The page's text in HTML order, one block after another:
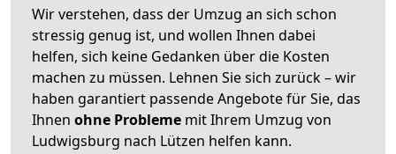
Wir verstehen, dass der Umzug an sich schon
stressig genug ist, und wollen Ihnen dabei
helfen, sich keine Gedanken über die Kosten
machen zu müssen. Lehnen Sie sich zurück – wir
haben garantiert passende Angebote für Sie, das
Ihnen ohne Probleme mit Ihrem Umzug von
Ludwigsburg nach Lützen helfen kann.